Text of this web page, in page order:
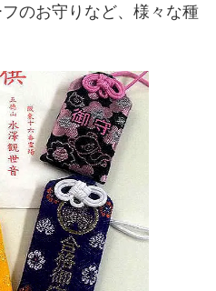
のお守りなど、様々な種